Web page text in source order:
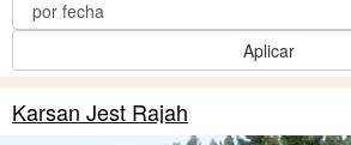
Aplicar
Karsan Jest Rajah